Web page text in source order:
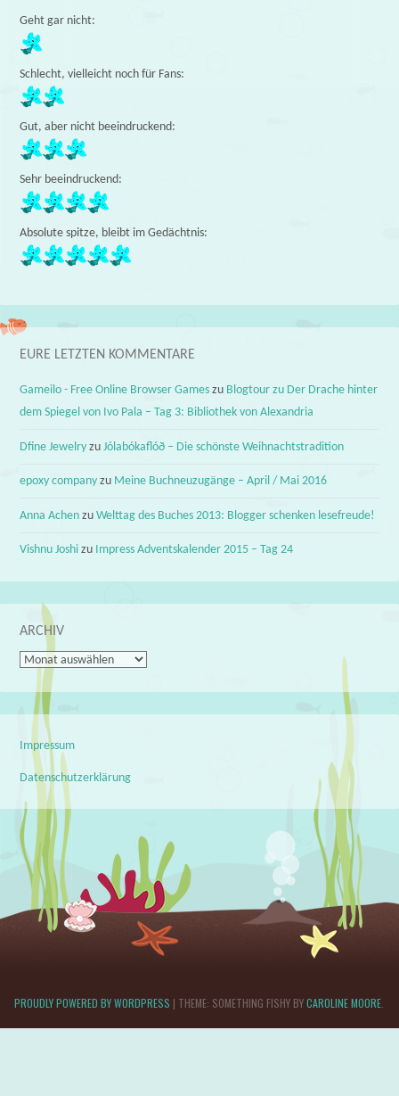
Geht gar nicht:
Schlecht, vielleicht noch für Fans:
Gut, aber nicht beeindruckend:
Sehr beeindruckend:
Absolute spitze, bleibt im Gedächtnis:
EURE LETZTEN KOMMENTARE
Gameilo - Free Online Browser Games zu Blogtour zu Der Drache hinter
dem Spiegel von Ivo Pala – Tag 3: Bibliothek von Alexandria
Dfine Jewelry zuJólabókaflóð – Die schönste Weihnachtstradition
epoxy company zu Meine Buchneuzugänge – April / Mai 2016
Anna Achen zuWelttag des Buches 2013: Blogger schenken lesefreude!
Vishnu Joshi zu Impress Adventskalender 2015 – Tag 24
ARCHIV
Archiv
Impressum
Datenschutzerklärung
PROUDLY POWERED BY WORDPRESS | THEME: SOMETHING FISHY BYCAROLINE MOORE